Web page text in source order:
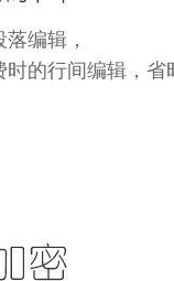
编辑，
时的行间编辑，省